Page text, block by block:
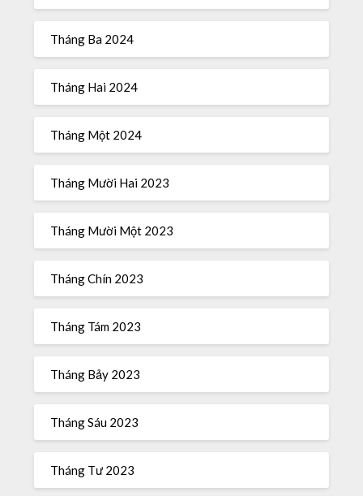
Tháng Ba 2024
Tháng Hai 2024
Tháng Một 2024
Tháng Mười Hai 2023
Tháng Mười Một 2023
Tháng Chín 2023
Tháng Tám 2023
Tháng Bảy 2023
Tháng Sáu 2023
Tháng Tư 2023